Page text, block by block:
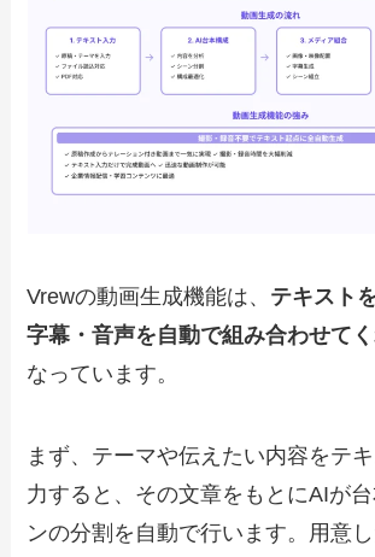
Vrewの動画生成機能は、 テキスト
字幕・音声を自動で組み合わせて
なっています。
まず、テーマや伝えたい内容をテ
力すると、その文章をもとにAIが
ンの分割を自動で行います。用意